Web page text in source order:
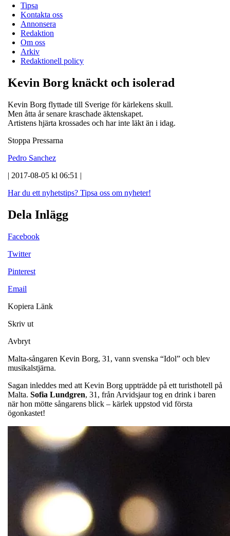
Tipsa
Kontakta oss
Annonsera
Redaktion
Om oss
Arkiv
Redaktionell policy
Kevin Borg knäckt och isolerad
Kevin Borg flyttade till Sverige för kärlekens skull.
Men åtta år senare kraschade äktenskapet.
Artistens hjärta krossades och har inte läkt än i idag.
Stoppa Pressarna
Pedro Sanchez
| 2017-08-05 kl 06:51 |
Har du ett nyhetstips? Tipsa oss om nyheter!
Dela Inlägg
Facebook
Twitter
Pinterest
Email
Kopiera Länk
Skriv ut
Avbryt
Malta-sångaren Kevin Borg, 31, vann svenska “Idol” och blev
musikalstjärna.
Sagan inleddes med att Kevin Borg uppträdde på ett turisthotell på
Malta. Sofia Lundgren, 31, från Arvidsjaur tog en drink i baren
när hon mötte sångarens blick – kärlek uppstod vid första
ögonkastet!